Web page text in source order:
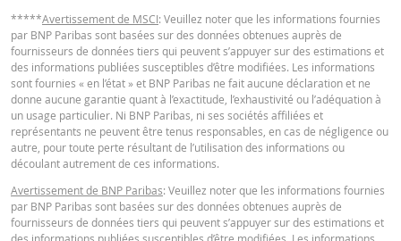
2026 18:35
journalière 0,22 137,445
31 juil.
2026 18:37
journalière 0,25 135,575
31 juil.
2026 17:51
journalière 0,25
30 juil.
2026 18:35
journalière
30 juil.
2026 17:51
journalière 0,24
Restrike history
*****Avertissement de MSCI: Veuillez noter que les informations fournies
par BNP Paribas sont basées sur des données obtenues auprès de
fournisseurs de données tiers qui peuvent s’appuyer sur des estimations et
des informations publiées susceptibles d’être modifiées. Les informations
sont fournies « en l’état » et BNP Paribas ne fait aucune déclaration et ne
donne aucune garantie quant à l’exactitude, l’exhaustivité ou l’adéquation à
un usage particulier. Ni BNP Paribas, ni ses sociétés affiliées et
représentants ne peuvent être tenus responsables, en cas de négligence ou
autre, pour toute perte résultant de l’utilisation des informations ou
découlant autrement de ces informations.
Avertissement de BNP Paribas: Veuillez noter que les informations fournies
par BNP Paribas sont basées sur des données obtenues auprès de
fournisseurs de données tiers qui peuvent s’appuyer sur des estimations et
des informations publiées susceptibles d’être modifiées. Les informations